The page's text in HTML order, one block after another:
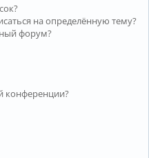
на определённую тему?
форум?
конференции?